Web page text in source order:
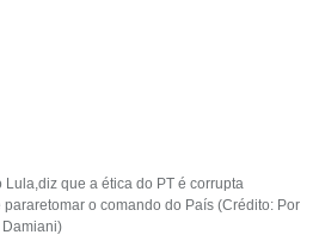
que a ética do PT é corrupta
o comando do País (Crédito: Por